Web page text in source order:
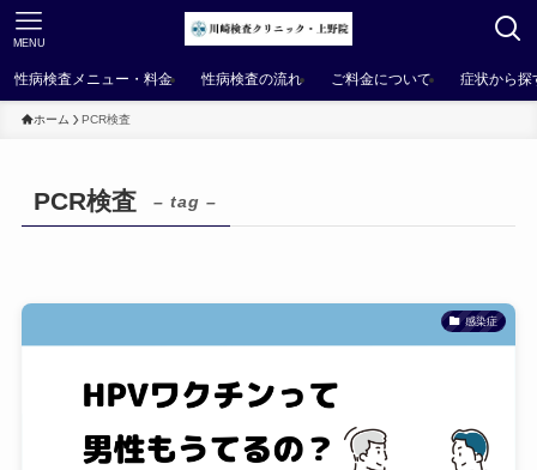
MENU
性病検査メニュー・料金 性病検査の流れ ご料金について 症状から探
ホーム PCR検査
PCR検査 – tag –
感染症